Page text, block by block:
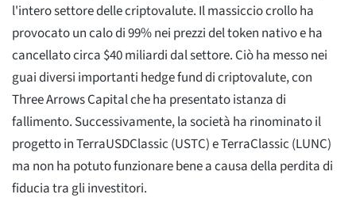
l'intero settore delle criptovalute. Il massiccio crollo ha
provocato un calo di 99% nei prezzi del token nativo e ha
cancellato circa $40 miliardi dal settore. Ciò ha messo nei
guai diversi importanti hedge fund di criptovalute, con
Three Arrows Capital che ha presentato istanza di
fallimento. Successivamente, la società ha rinominato il
progetto in TerraUSDClassic (USTC) e TerraClassic (LUNC)
ma non ha potuto funzionare bene a causa della perdita di
fiducia tra gli investitori.